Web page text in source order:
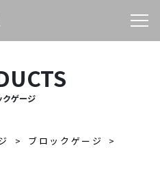
クゲージ
ブロックゲージ